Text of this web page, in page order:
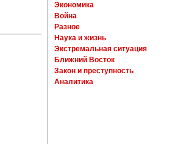
Экономика
Война
Разное
Наука и жизнь
Экстремальная ситуация
Ближний Восток
Закон и преступность
Аналитика